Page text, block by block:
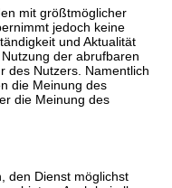
mit größtmöglicher
jedoch keine
und Aktualität
der abrufbaren
des Nutzers. Namentlich
die Meinung des
die Meinung des
den Dienst möglichst